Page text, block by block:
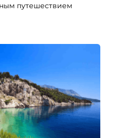
путешествием